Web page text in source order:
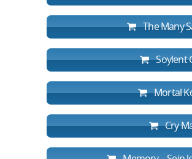
The Many
Soylent
Mortal
Cry